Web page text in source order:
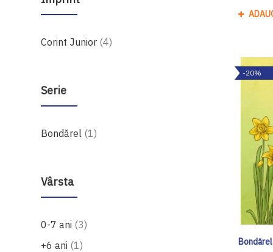
Corint Junior 4produse
Serie
Bondărel 1produs
Vârsta
0-7 ani 3produse
+6 ani 1produs
-20%